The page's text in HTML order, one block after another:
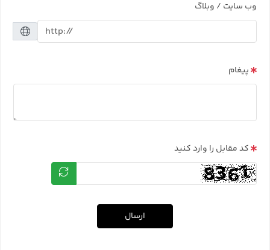
وب سایت / وبلاگ
پیغام
کد مقابل را وارد کنید
ارسال